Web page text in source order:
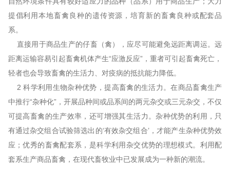
提倡利用本地畜禽良种的遗传资源，培育新的畜禽良种或配套品
系。
直接用于商品生产的仔畜（禽），应尽可能避免远距离调运。远
距离运输容易引起畜禽机体产生“应激反应”，重者可引起畜禽死亡，
轻者也会导致畜禽的生活力、对疫病的抵抗能力降低。
2 科学利用生物杂种优势，提高畜禽的生活力。在商品畜禽生产
中推行“杂种化”，开展品种间或品系间的两元杂交或三元杂交，不仅
可提高畜禽的生产效率，还可增强其生活力。杂种优势的利用，只
有通过杂交组合试验筛选出的‘有效杂交组合’，才能产生杂种优势效
应；优秀的畜禽配套系，是科学利用杂交优势的理想模式。利用配
套系生产商品畜禽，在现代畜牧业中已发展成为一种新的潮流。